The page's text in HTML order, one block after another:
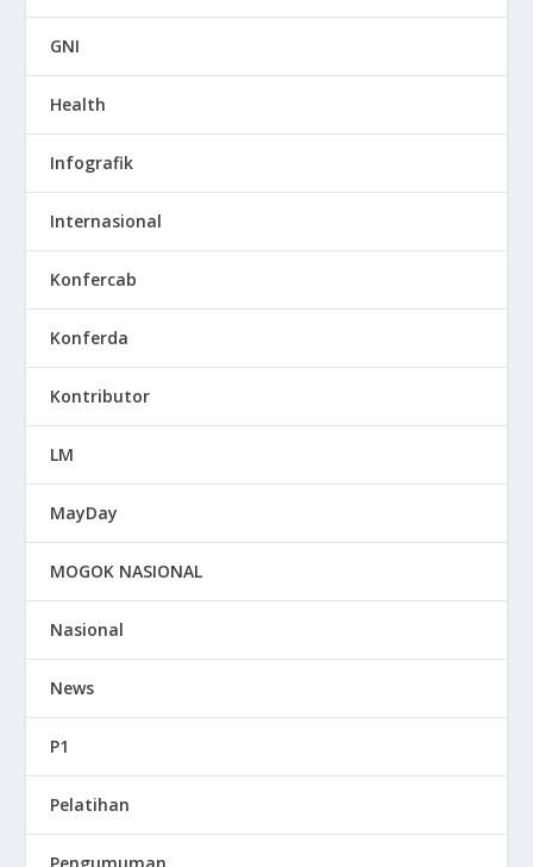
GNI
Health
Infografik
Internasional
Konfercab
Konferda
Kontributor
LM
MayDay
MOGOK NASIONAL
Nasional
News
P1
Pelatihan